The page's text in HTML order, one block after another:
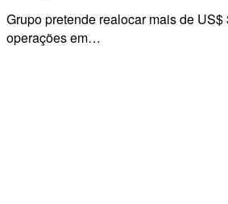
Grupo pretende realocar mais de
operações em…